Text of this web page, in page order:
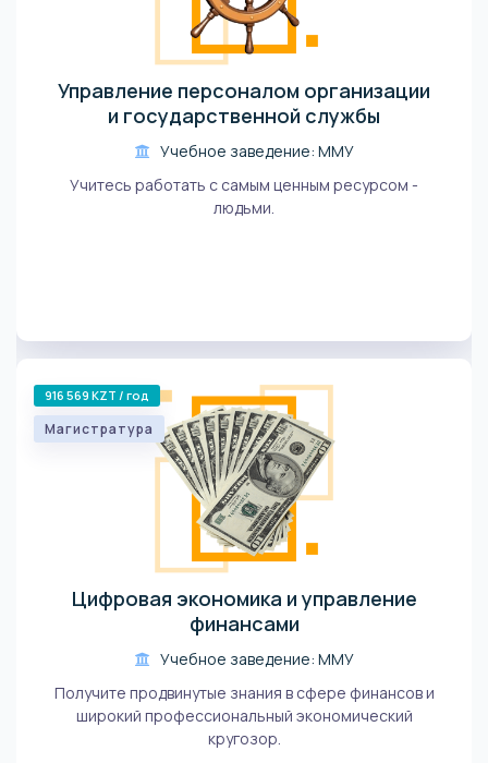
Управление персоналом организации
и государственной службы
Учебное заведение: ММУ
Учитесь работать с самым ценным ресурсом -
людьми.
916 569 KZT / год
Магистратура
Цифровая экономика и управление
финансами
Учебное заведение: ММУ
Получите продвинутые знания в сфере финансов и
широкий профессиональный экономический
кругозор.